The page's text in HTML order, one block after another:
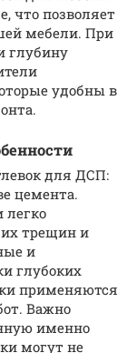
что позволяет
мебели. При
глубину
удобны в
для ДСП:
цемента.
трещин и
и
глубоких
применяются
Важно
именно
могут не